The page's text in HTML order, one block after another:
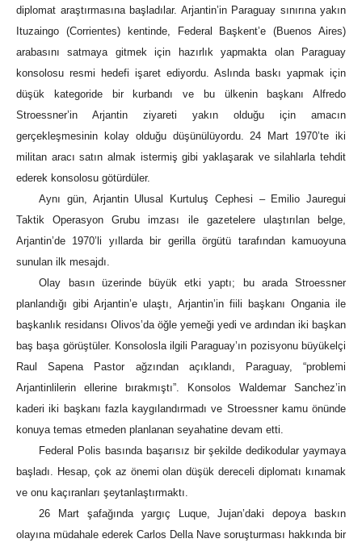
diplomat araştırmasına başladılar. Arjantin’in Paraguay sınırına yakın
Ituzaingo (Corrientes) kentinde, Federal Başkent’e (Buenos Aires)
arabasını satmaya gitmek için hazırlık yapmakta olan Paraguay
konsolosu resmi hedefi işaret ediyordu. Aslında baskı yapmak için
düşük kategoride bir kurbandı ve bu ülkenin başkanı Alfredo
Stroessner’in Arjantin ziyareti yakın olduğu için amacın
gerçekleşmesinin kolay olduğu düşünülüyordu. 24 Mart 1970’te iki
militan aracı satın almak istermiş gibi yaklaşarak ve silahlarla tehdit
ederek konsolosu götürdüler.
Aynı gün, Arjantin Ulusal Kurtuluş Cephesi – Emilio Jauregui
Taktik Operasyon Grubu imzası ile gazetelere ulaştırılan belge,
Arjantin’de 1970’li yıllarda bir gerilla örgütü tarafından kamuoyuna
sunulan ilk mesajdı.
Olay basın üzerinde büyük etki yaptı; bu arada Stroessner
planlandığı gibi Arjantin’e ulaştı, Arjantin’in fiili başkanı Ongania ile
başkanlık residansı Olivos’da öğle yemeği yedi ve ardından iki başkan
baş başa görüştüler. Konsolosla ilgili Paraguay’ın pozisyonu büyükelçi
Raul Sapena Pastor ağzından açıklandı, Paraguay, “problemi
Arjantinlilerin ellerine bırakmıştı”. Konsolos Waldemar Sanchez’in
kaderi iki başkanı fazla kaygılandırmadı ve Stroessner kamu önünde
konuya temas etmeden planlanan seyahatine devam etti.
Federal Polis basında başarısız bir şekilde dedikodular yaymaya
başladı. Hesap, çok az önemi olan düşük dereceli diplomatı kınamak
ve onu kaçıranları şeytanlaştırmaktı.
26 Mart şafağında yargıç Luque, Jujan’daki depoya baskın
olayına müdahale ederek Carlos Della Nave soruşturması hakkında bir